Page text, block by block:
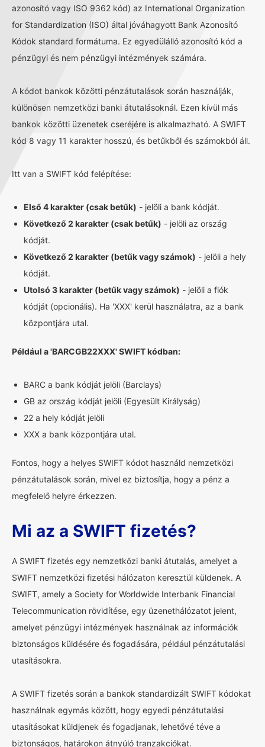
azonosító vagy ISO 9362 kód) az International Organization
for Standardization (ISO) által jóváhagyott Bank Azonosító
Kódok standard formátuma. Ez egyedülálló azonosító kód a
pénzügyi és nem pénzügyi intézmények számára.
A kódot bankok közötti pénzátutalások során használják,
különösen nemzetközi banki átutalásoknál. Ezen kívül más
bankok közötti üzenetek cseréjére is alkalmazható. A SWIFT
kód 8 vagy 11 karakter hosszú, és betűkből és számokból áll.
Itt van a SWIFT kód felépítése:
Első 4 karakter (csak betűk) - jelöli a bank kódját.
Következő 2 karakter (csak betűk) - jelöli az ország
kódját.
Következő 2 karakter (betűk vagy számok) - jelöli a hely
kódját.
Utolsó 3 karakter (betűk vagy számok) - jelöli a fiók
kódját (opcionális). Ha 'XXX' kerül használatra, az a bank
központjára utal.
Például a 'BARCGB22XXX' SWIFT kódban:
BARC a bank kódját jelöli (Barclays)
GB az ország kódját jelöli (Egyesült Királyság)
22 a hely kódját jelöli
XXX a bank központjára utal.
Fontos, hogy a helyes SWIFT kódot használd nemzetközi
pénzátutalások során, mivel ez biztosítja, hogy a pénz a
megfelelő helyre érkezzen.
Mi az a SWIFT fizetés?
A SWIFT fizetés egy nemzetközi banki átutalás, amelyet a
SWIFT nemzetközi fizetési hálózaton keresztül küldenek. A
SWIFT, amely a Society for Worldwide Interbank Financial
Telecommunication rövidítése, egy üzenethálózatot jelent,
amelyet pénzügyi intézmények használnak az információk
biztonságos küldésére és fogadására, például pénzátutalási
utasításokra.
A SWIFT fizetés során a bankok standardizált SWIFT kódokat
használnak egymás között, hogy egyedi pénzátutalási
utasításokat küldjenek és fogadjanak, lehetővé téve a
biztonságos, határokon átnyúló tranzakciókat.